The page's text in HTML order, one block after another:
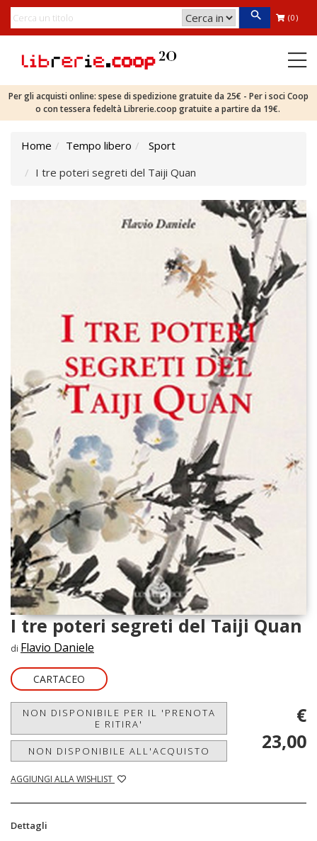
(0)
Per gli acquisti online: spese di spedizione gratuite da 25€ - Per i soci Coop
o con tessera fedeltà Librerie.coop gratuite a partire da 19€.
Home Tempo libero
Sport
I tre poteri segreti del Taiji Quan
I tre poteri segreti del Taiji Quan
di Flavio Daniele
CARTACEO
NON DISPONIBILE PER IL 'PRENOTA
E RITIRA'
NON DISPONIBILE ALL'ACQUISTO
AGGIUNGI ALLA WISHLIST
€
23,00
Dettagli